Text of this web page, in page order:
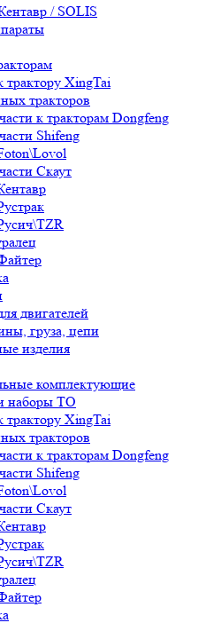
/ SOLIS
трактору XingTai
тракторов
к тракторам Dongfeng
Shifeng
Скаут
двигателей
груза, цепи
изделия
комплектующие
наборы ТО
трактору XingTai
тракторов
к тракторам Dongfeng
Shifeng
Скаут